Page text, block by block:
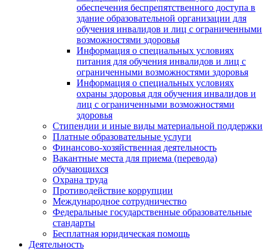
обеспечения беспрепятственного доступа в
здание образовательной организации для
обучения инвалидов и лиц с ограниченными
возможностями здоровья
Информация о специальных условиях
питания для обучения инвалидов и лиц с
ограниченными возможностями здоровья
Информация о специальных условиях
охраны здоровья для обучения инвалидов и
лиц с ограниченными возможностями
здоровья
Стипендии и иные виды материальной поддержки
Платные образовательные услуги
Финансово-хозяйственная деятельность
Вакантные места для приема (перевода)
обучающихся
Охрана труда
Противодействие коррупции
Международное сотрудничество
Федеральные государственные образовательные
стандарты
Бесплатная юридическая помощь
Деятельность